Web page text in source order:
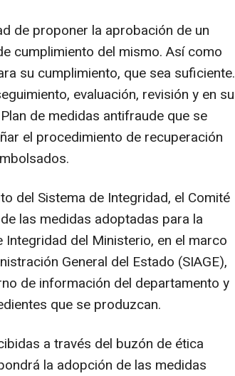
de proponer la aprobación de un
cumplimiento del mismo. Así como
su cumplimiento, que sea suficiente.
evaluación, revisión y en su
de medidas antifraude que se
el procedimiento de recuperación
del Sistema de Integridad, el Comité
las medidas adoptadas para la
del Ministerio, en el marco
General del Estado (SIAGE),
de información del departamento y
que se produzcan.
a través del buzón de ética
la adopción de las medidas